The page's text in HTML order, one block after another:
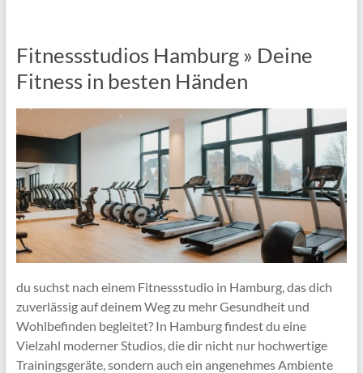
Fitnessstudios Hamburg » Deine
Fitness in besten Händen
du suchst nach einem Fitnessstudio in Hamburg, das dich
zuverlässig auf deinem Weg zu mehr Gesundheit und
Wohlbefinden begleitet? In Hamburg findest du eine
Vielzahl moderner Studios, die dir nicht nur hochwertige
Trainingsgeräte, sondern auch ein angenehmes Ambiente